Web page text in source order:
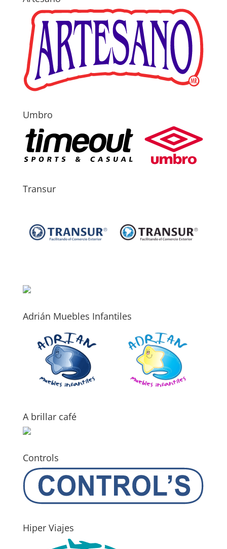
Umbro
Transur
Adrián Muebles Infantiles
A brillar café
Controls
Hiper Viajes